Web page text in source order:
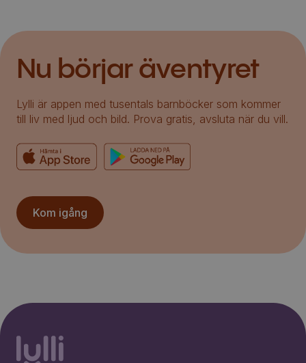
Nu börjar äventyret
Lylli är appen med tusentals barnböcker som kommer
till liv med ljud och bild. Prova gratis, avsluta när du vill.
Kom igång